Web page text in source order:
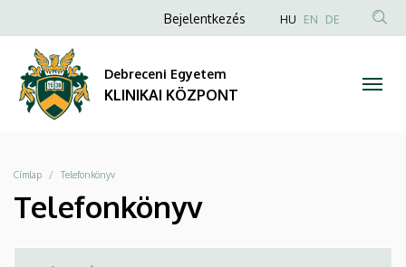
Telefonkönyv
KLINIKAI
KÖZPONT
a
tartalomra
Anonim
fiók
menüje
Bejelentkezés HU EN DE
Debreceni Egyetem
KLINIKAI KÖZPONT
Morzsa
Címlap Telefonkönyv
Telefonkönyv